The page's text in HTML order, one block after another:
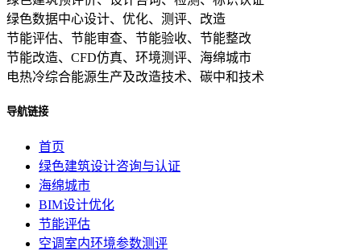
绿色数据中心设计、优化、测评、改造
节能评估、节能审查、节能验收、节能整改
节能改造、CFD仿真、环境测评、海绵城市
电热冷综合能源生产及改造技术、碳中和技术
导航链接
首页
绿色建筑设计咨询与认证
海绵城市
BIM设计优化
节能评估
空调室内环境参数测评